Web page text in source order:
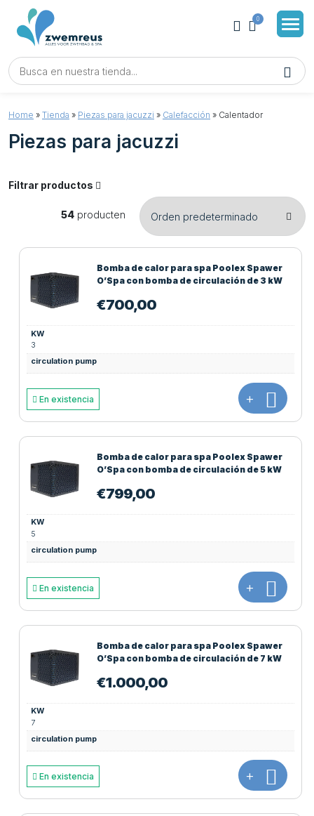
0
Home » Tienda » Piezas para jacuzzi » Calefacción » Calentador
Piezas para jacuzzi
Filtrar productos
54 producten
Bomba de calor para spa Poolex Spawer
O’Spa con bomba de circulación de 3 kW
€700,00
KW
3
circulation pump
En existencia +
Bomba de calor para spa Poolex Spawer
O’Spa con bomba de circulación de 5 kW
€799,00
KW
5
circulation pump
En existencia +
Bomba de calor para spa Poolex Spawer
O’Spa con bomba de circulación de 7 kW
€1.000,00
KW
7
circulation pump
En existencia +